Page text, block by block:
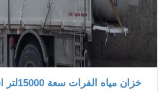
خزان مياه الفرات سعة 15000لتر اسطوانى رأسى